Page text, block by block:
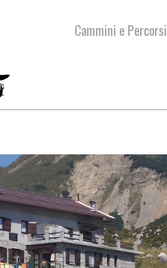
Cammini e Percorsi